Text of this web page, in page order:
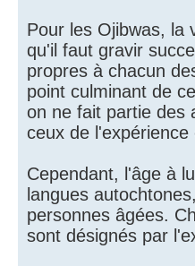
Pour les Ojibwas,
qu'il faut gravir
propres à chacun
point culminant de
on ne fait partie des
ceux de
Cependant, l'âge à
langues
personnes âgées.
sont désignés par